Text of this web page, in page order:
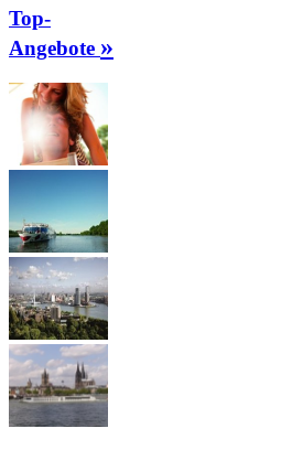
Top-
Angebote »